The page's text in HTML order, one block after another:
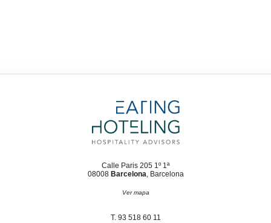
Calle Paris 205 1º 1ª
08008 Barcelona, Barcelona
Ver mapa
T. 93 518 60 11